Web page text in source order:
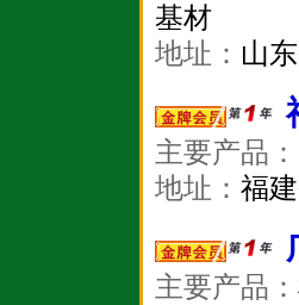
基材
地址： 山
主要产品：
地址： 福
主要产品：